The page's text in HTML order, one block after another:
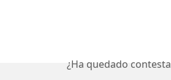
¿Ha quedado